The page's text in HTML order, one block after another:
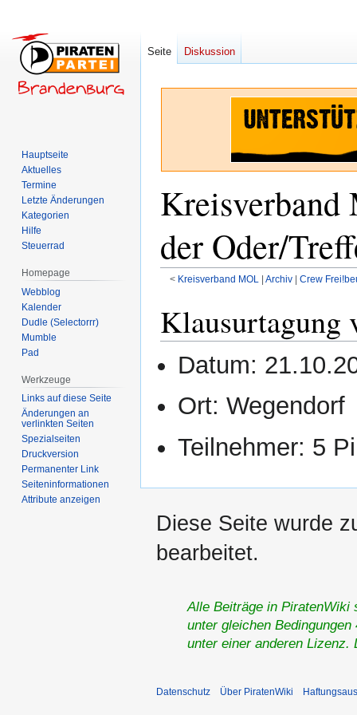
der Oder/
< Kreisverband MOL ‎ | Archiv‎ | Crew
Navigation
springen
Suche
springen
Klausurtagung
Datum:
Ort: Wegendorf
Teilnehmer: 5
Seite Diskussion
Hauptseite
Aktuelles
Termine
Letzte Änderungen
Kategorien
Hilfe
Steuerrad
Homepage
Webblog
Kalender
Dudle (Selectorrr)
Mumble
Pad
Werkzeuge
Links auf diese Seite
Änderungen an
verlinkten Seiten
Spezialseiten
Druckversion
Permanenter Link
Seiten­­informationen
Attribute anzeigen
Diese Seite wurde
bearbeitet.
Alle Beiträge in PiratenWiki
unter gleichen
unter einer anderen
Datenschutz Über PiratenWiki